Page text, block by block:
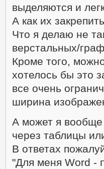
выделяются и
А как их
Что я делаю не
верстальных/
Кроме того,
хотелось бы это
все очень
ширина
А может я вообще
через таблицы
В ответах
"Для меня Word -